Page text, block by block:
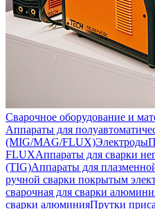
Сварочное оборудование и
Аппараты для
(MIG/MAG/FLUX)Электроды
FLUXАппараты для сварки
(TIG)Аппараты для
ручной сварки покрытым
сварочная для сварки
сварки алюминияПрутки